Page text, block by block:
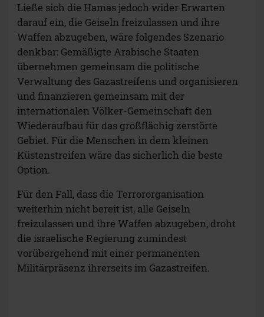
Ließe sich die Hamas jedoch wider Erwarten
darauf ein, die Geiseln freizulassen und ihre
Waffen abzugeben, wäre folgendes Szenario
denkbar: Gemäßigte Arabische Staaten
übernehmen gemeinsam die politische
Verwaltung des Gazastreifens und organisieren
und finanzieren gemeinsam mit der
internationalen Völker-Gemeinschaft den
Wiederaufbau für das großflächig zerstörte
Gebiet. Für die Menschen in dem kleinen
Küstenstreifen wäre das sicherlich die beste
Option.
Für den Fall, dass die Terrororganisation
weiterhin nicht bereit ist, alle Geiseln
freizulassen und ihre Waffen abzugeben, droht
die israelische Regierung zumindest
vorübergehend mit einer permanenten
Militärpräsenz ihrerseits im Gazastreifen.